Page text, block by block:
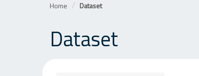
Home Dataset
Dataset